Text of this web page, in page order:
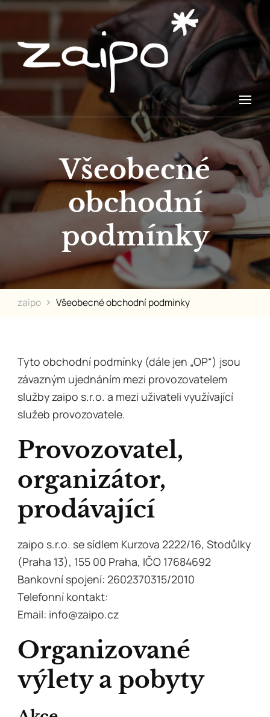
zaipo*
Všeobecné
obchodní
podmínky
zaipo Všeobecné obchodní podmínky
Tyto obchodní podmínky (dále jen „OP“) jsou
závazným ujednáním mezi provozovatelem
služby zaipo s.r.o. a mezi uživateli využívající
služeb provozovatele.
Provozovatel,
organizátor,
prodávající
zaipo s.r.o. se sídlem Kurzova 2222/16, Stodůlky
(Praha 13), 155 00 Praha, IČO 17684692
Bankovní spojení: 2602370315/2010
Telefonní kontakt:
Email: info@zaipo.cz
Organizované
výlety a pobyty